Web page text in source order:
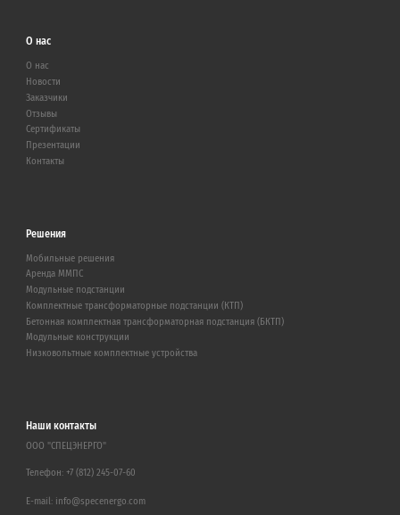
О нас
О нас
Новости
Заказчики
Отзывы
Сертификаты
Презентации
Контакты
Решения
Мобильные решения
Аренда ММПС
Модульные подстанции
Комплектные трансформаторные подстанции (КТП)
Бетонная комплектная трансформаторная подстанция (БКТП)
Модульные конструкции
Низковольтные комплектные устройства
Наши контакты
ООО "СПЕЦЭНЕРГО"
Телефон: +7 (812) 245-07-60
E-mail: info@specenergo.com